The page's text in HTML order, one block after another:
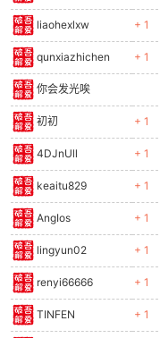
liaohexlxw + 1
qunxiazhichen + 1
你会发光唉
初初 + 1
4DJnUll + 1
keaitu829 + 1
AngIos + 1
lingyun02 + 1
renyi66666 + 1
TINFEN + 1